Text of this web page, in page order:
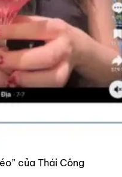
của Thái Công